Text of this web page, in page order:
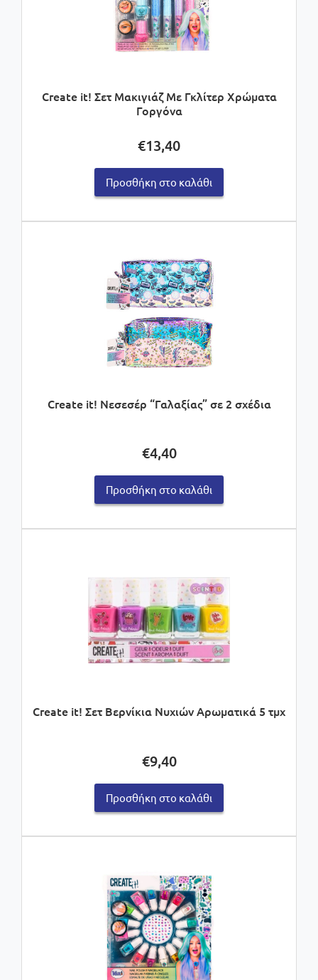
Create it! Σετ Μακιγιάζ Με Γκλίτερ Χρώματα
Γοργόνα
€13,40
Προσθήκη στο καλάθι
Create it! Νεσεσέρ “Γαλαξίας” σε 2 σχέδια
€4,40
Προσθήκη στο καλάθι
Create it! Σετ Βερνίκια Νυχιών Αρωματικά 5 τμχ
€9,40
Προσθήκη στο καλάθι